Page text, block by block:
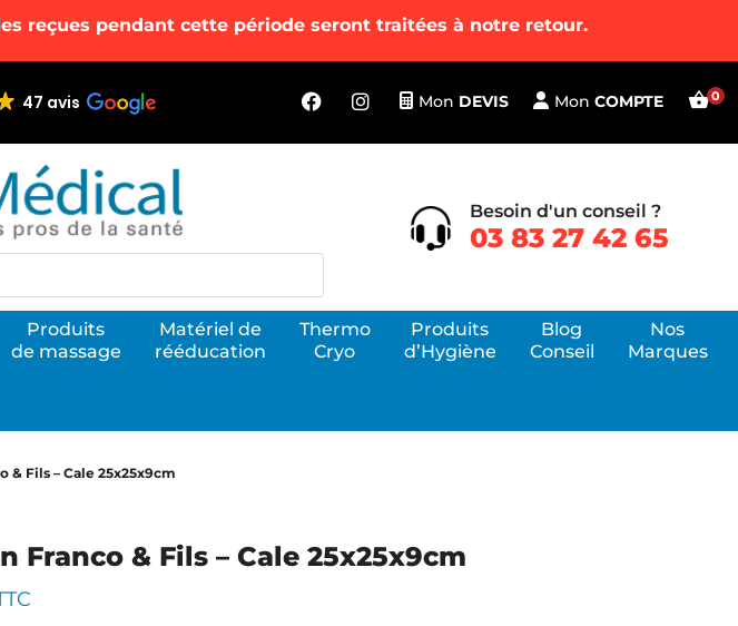
reçues pendant cette période seront traitées à notre retour.
47 avis Mon DEVIS Mon COMPTE
Besoin d'un conseil ?
03 83 27 42 65
Médical
Produits
de massage
Matériel de
rééducation
Thermo
Cryo
Produits
d’Hygiène
Blog
Conseil
Nos
Marques
& Fils – Cale 25x25x9cm
Franco & Fils – Cale 25x25x9cm